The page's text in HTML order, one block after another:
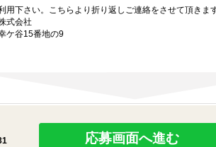
用下さい。こちらより折り返しご連絡をさせて頂きます
式会社
ケ谷15番地の9
応募画面へ進む